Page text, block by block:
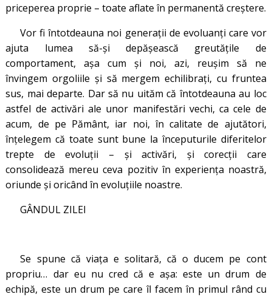
priceperea proprie – toate aflate în permanentă creștere.
Vor fi întotdeauna noi generații de evoluanți care vor
ajuta lumea să-și depășească greutățile de
comportament, așa cum și noi, azi, reușim să ne
învingem orgoliile și să mergem echilibrați, cu fruntea
sus, mai departe. Dar să nu uităm că întotdeauna au loc
astfel de activări ale unor manifestări vechi, ca cele de
acum, de pe Pământ, iar noi, în calitate de ajutători,
înțelegem că toate sunt bune la începuturile diferitelor
trepte de evoluții – și activări, și corecții care
consolidează mereu ceva pozitiv în experiența noastră,
oriunde și oricând în evoluțiile noastre.
GÂNDUL ZILEI
Se spune că viața e solitară, că o ducem pe cont
propriu… dar eu nu cred că e așa: este un drum de
echipă, este un drum pe care îl facem în primul rând cu